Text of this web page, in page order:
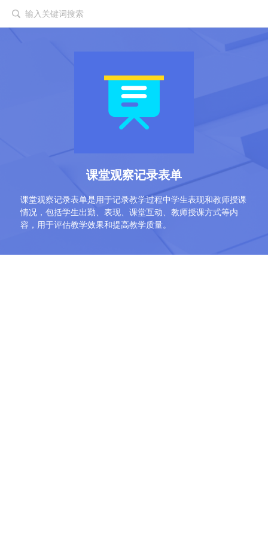
输入关键词搜索
课堂观察记录表单
课堂观察记录表单是用于记录教学过程中学生表现和教师授课
情况，包括学生出勤、表现、课堂互动、教师授课方式等内
容，用于评估教学效果和提高教学质量。